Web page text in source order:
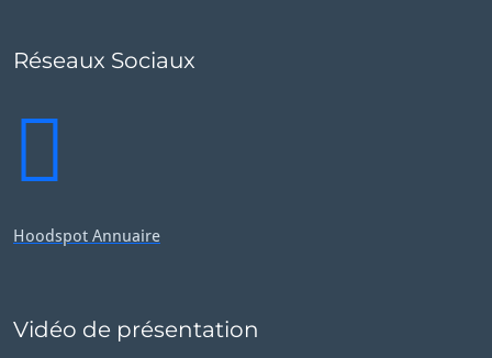
Réseaux Sociaux
Hoodspot Annuaire
Vidéo de présentation